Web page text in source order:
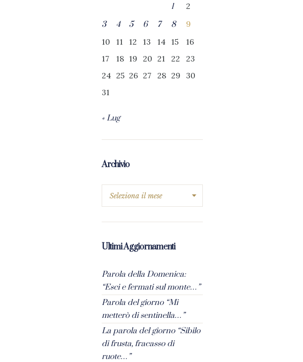
1
2
3
4 5 6 7 8
9
10
11 12 13 14 15
16
17
18 19 20 21 22
23
24 25 26 27 28 29
30
31
« Lug
Archivio
Ultimi Aggiornamenti
Parola della Domenica:
“Esci e fermati sul monte…”
Parola del giorno “Mi
metterò di sentinella…”
La parola del giorno “Sibilo
di frusta, fracasso di
ruote…”